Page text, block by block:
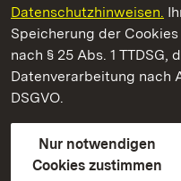
Datenschutzhinweisen.
Speicherung der
nach § 25 Abs. 1
Datenverarbeitung nach
DSGVO.
Nur notwendigen
Cookies zustimmen
Residenzschloss
Staatliche Schlösser
Kontakt
Gebärdensprache
Erklärung zur
BITV-konform (geprüfte